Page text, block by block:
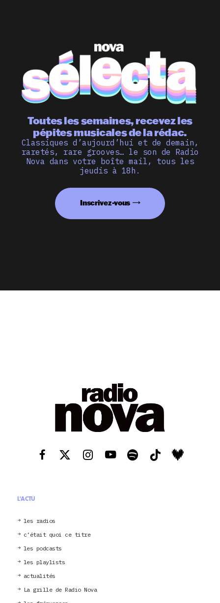
Toutes les semaines, recevez les
pépites musicales de la rédac.
Classiques d’aujourd’hui et de demain,
raretés, rare grooves… le son de Radio
Nova dans votre boîte mail, tous les
jeudis à 18h.
Inscrivez-vous
L'ACTU
les radios
c’était quoi ce titre
les podcasts
les playlists
actualités
La grille de Radio Nova